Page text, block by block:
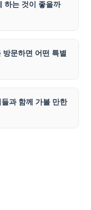
하는 것이 좋을까
문하면 어떤 특별
과 함께 가볼 만한